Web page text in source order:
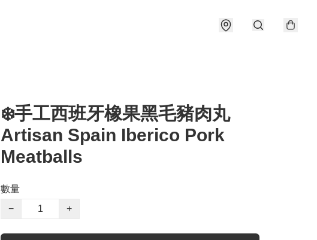
❄️手工西班牙橡果黑毛豬肉丸
Artisan Spain Iberico Pork
Meatballs
數量
−
+